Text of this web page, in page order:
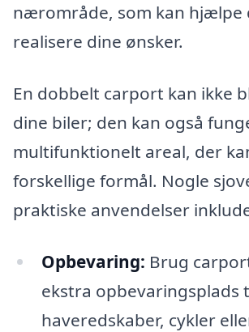
nærområde, som kan hjælpe
realisere dine ønsker.
En dobbelt carport kan ikke
dine biler; den kan også
multifunktionelt areal, der
forskellige formål. Nogle
praktiske anvendelser
Opbevaring: Brug
ekstra opbevaringsplads
haveredskaber, cykler